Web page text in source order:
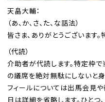
天畠大輔：
（あ、か、さ、た、な話法）
皆さま、ありがとうございます
（代読）
介助者が代読します。特定枠で
の議席を絶対無駄にしないと
フィールについては出馬会見
日は詳細を省略します。ひとつ